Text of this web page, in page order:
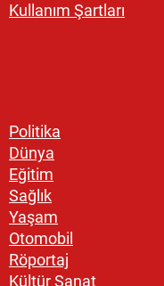
Kullanım Şartları
Politika
Dünya
Eğitim
Sağlık
Yaşam
Otomobil
Röportaj
Kültür Sanat